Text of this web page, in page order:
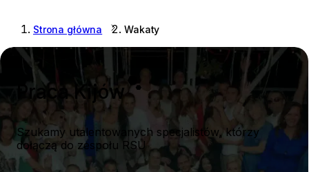
Strona główna Wakaty
Praca Kijów
Szukamy utalentowanych specjalistów, którzy
dołączą do zespołu RSU